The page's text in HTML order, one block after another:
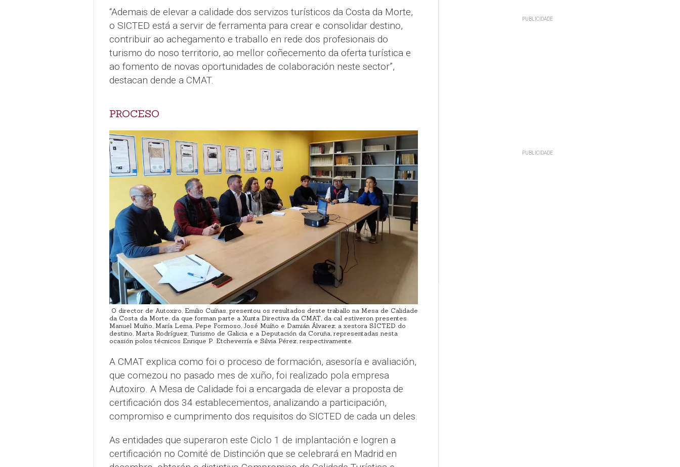
“Ademais de elevar a calidade dos servizos turísticos da Costa da Morte,
o SICTED está a servir de ferramenta para crear e consolidar destino,
contribuir ao achegamento e traballo en rede dos profesionais do
turismo do noso territorio, ao mellor coñecemento da oferta turística e
ao fomento de novas oportunidades de colaboración neste sector”,
destacan dende a CMAT.
PROCESO
O director de Autoxiro, Emilio Cuíñas, presentou os resultados deste traballo na Mesa de Calidade
da Costa da Morte, da que forman parte a Xunta Directiva da CMAT, da cal estiveron presentes
Manuel Muíño, María Lema, Pepe Formoso, José Muíño e Damián Álvarez; a xestora SICTED do
destino, Marta Rodríguez; Turismo de Galicia e a Deputación da Coruña, representadas nesta
ocasión polos técnicos Enrique P. Etcheverría e Silvia Pérez, respectivamente.
A CMAT explica como foi o proceso de formación, asesoría e avaliación,
que comezou no pasado mes de xuño, foi realizado pola empresa
Autoxiro. A Mesa de Calidade foi a encargada de elevar a proposta de
certificación dos 34 establecementos, analizando a participación,
compromiso e cumprimento dos requisitos do SICTED de cada un deles.
As entidades que superaron este Ciclo 1 de implantación e logren a
certificación no Comité de Distinción que se celebrará en Madrid en